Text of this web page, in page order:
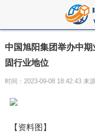
中国旭阳集团举办中
固行业地位
时间：2023-09-08 18:42:43 来
【资料图】